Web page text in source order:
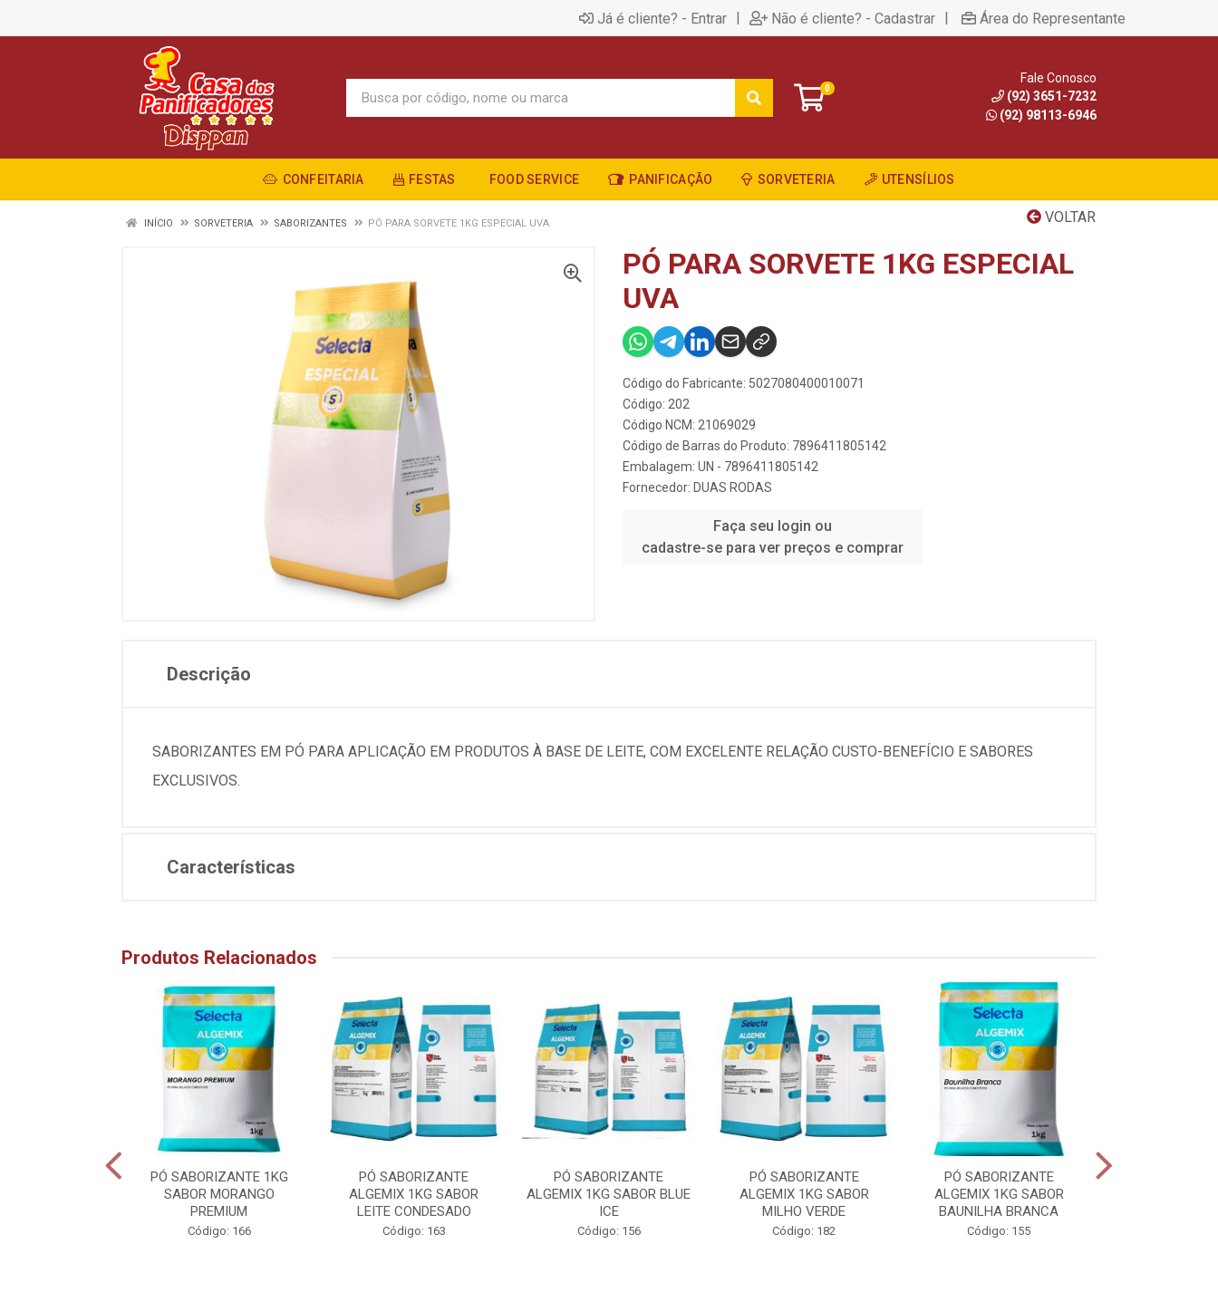
Já é cliente? - Entrar | Não é cliente? - Cadastrar | Área do Representante
0
Fale Conosco
(92) 3651-7232
(92) 98113-6946
CONFEITARIA FESTAS FOOD SERVICE PANIFICAÇÃO SORVETERIA UTENSÍLIOS
VOLTAR
INÍCIO SORVETERIA SABORIZANTES PÓ PARA SORVETE 1KG ESPECIAL UVA
PÓ PARA SORVETE 1KG ESPECIAL
UVA
Código do Fabricante: 5027080400010071
Código: 202
Código NCM: 21069029
Código de Barras do Produto: 7896411805142
Embalagem: UN - 7896411805142
Fornecedor: DUAS RODAS
Faça seu login ou
cadastre-se para ver preços e comprar
Descrição
SABORIZANTES EM PÓ PARA APLICAÇÃO EM PRODUTOS À BASE DE LEITE, COM EXCELENTE RELAÇÃO CUSTO-BENEFÍCIO E SABORES
EXCLUSIVOS.
Características
Produtos Relacionados
PÓ SABORIZANTE 1KG
SABOR MORANGO
PREMIUM
Código: 166
PÓ SABORIZANTE
ALGEMIX 1KG SABOR
LEITE CONDESADO
Código: 163
PÓ SABORIZANTE
ALGEMIX 1KG SABOR BLUE
ICE
Código: 156
PÓ SABORIZANTE
ALGEMIX 1KG SABOR
MILHO VERDE
Código: 182
PÓ SABORIZANTE
ALGEMIX 1KG SABOR
BAUNILHA BRANCA
Código: 155